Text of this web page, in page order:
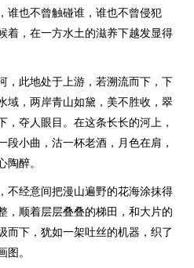
谁也不曾触碰谁，谁也不曾侵犯
着，在一方水土的滋养下越发显得
，此地处于上游，若溯流而下，下
域，两岸青山如黛，美不胜收，翠
，夺人眼目。在这条长长的河上，
段小曲，沽一杯老酒，月色在肩，
陶醉。
不经意间把漫山遍野的花海涂抹得
，顺着层层叠叠的梯田，和大片的
而下，犹如一架吐丝的机器，织了
图。